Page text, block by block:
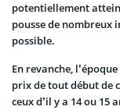
potentiellement
pousse de nombreux
possible.
En revanche,
prix de tout début de
ceux d’il y a 14 ou 15